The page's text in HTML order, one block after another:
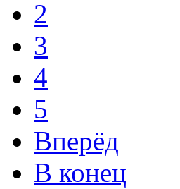
2
3
4
5
Вперёд
В конец